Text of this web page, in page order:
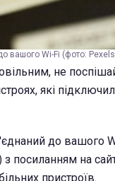
вашого Wi-Fi (фото:
не
які
до вашого
посиланням на
пристроїв.